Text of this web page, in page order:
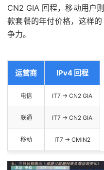
CN2 GIA 回程，移动用户
款套餐的年付价格，这样
争力。
运营商 IPv4 回程
电信 IT7 → CN2 GIA
联通 IT7 → CN2 GIA
移动 IT7 → CMIN2